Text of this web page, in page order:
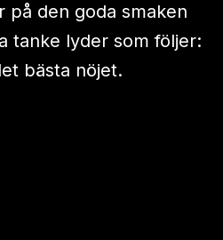
på den goda smaken
tanke lyder som följer:
bästa nöjet.